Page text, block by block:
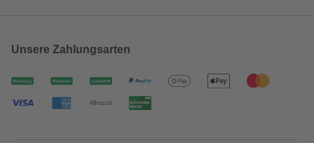
Unsere Zahlungsarten